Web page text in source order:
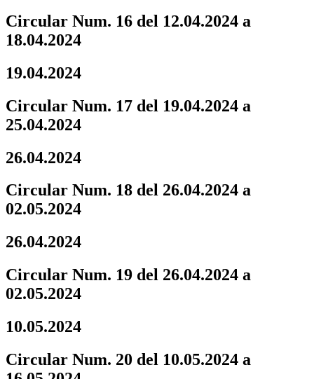
Circular Num. 16 del 12.04.2024 a
18.04.2024
19.04.2024
Circular Num. 17 del 19.04.2024 a
25.04.2024
26.04.2024
Circular Num. 18 del 26.04.2024 a
02.05.2024
26.04.2024
Circular Num. 19 del 26.04.2024 a
02.05.2024
10.05.2024
Circular Num. 20 del 10.05.2024 a